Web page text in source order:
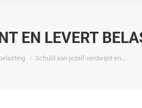
EN LEVERT
Schuld aan jezelf verdwijnt en…